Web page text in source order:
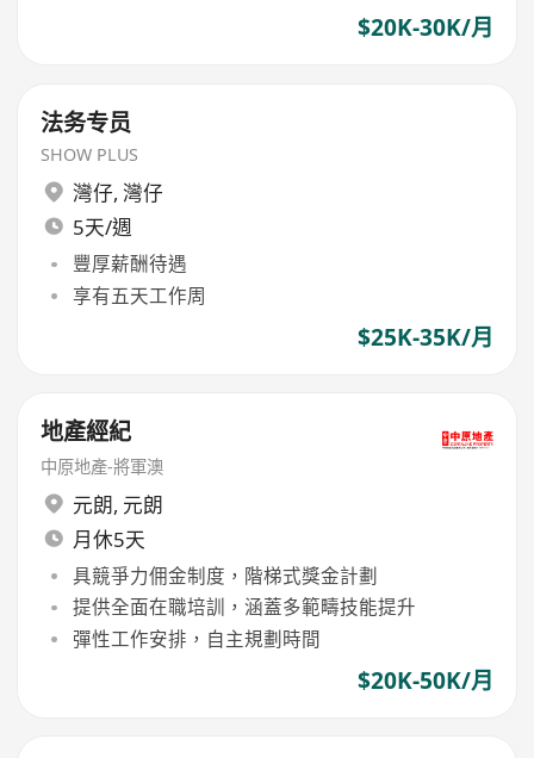
$20K-30K/月
法务专员
SHOW PLUS
灣仔, 灣仔
5天/週
豐厚薪酬待遇
享有五天工作周
$25K-35K/月
地產經紀
中原地產-將軍澳
元朗, 元朗
月休5天
具競爭力佣金制度，階梯式獎金計劃
提供全面在職培訓，涵蓋多範疇技能提升
彈性工作安排，自主規劃時間
$20K-50K/月